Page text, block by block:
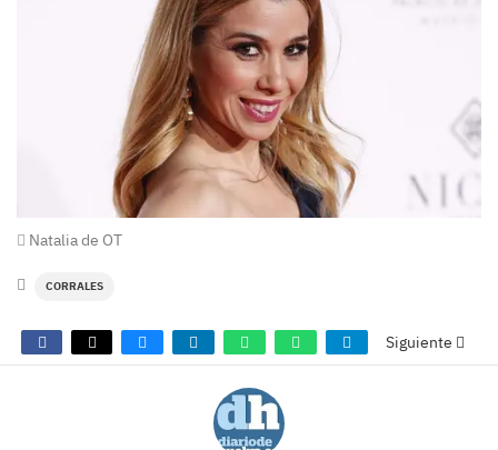
Natalia de OT
CORRALES
Siguiente